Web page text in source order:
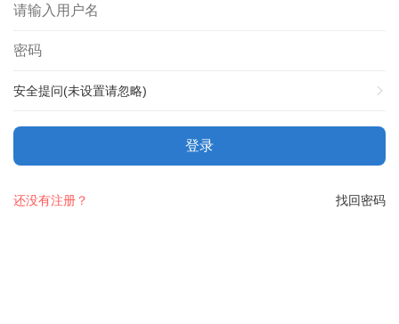
安全提问(未设置请忽略)
登录
找回密码
还没有注册？